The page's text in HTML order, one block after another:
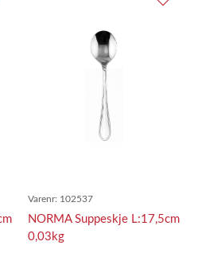
Varenr: 102537
NORMA Suppeskje L:17,5cm
0,03kg